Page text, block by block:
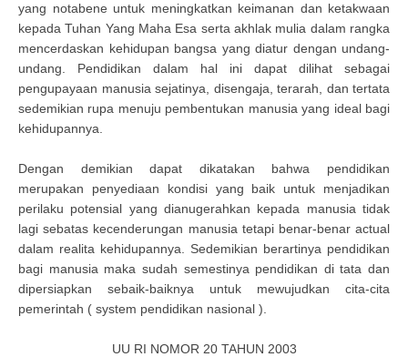
yang notabene untuk meningkatkan keimanan dan ketakwaan
kepada Tuhan Yang Maha Esa serta akhlak mulia dalam rangka
mencerdaskan kehidupan bangsa yang diatur dengan undang-
undang. Pendidikan dalam hal ini dapat dilihat sebagai
pengupayaan manusia sejatinya, disengaja, terarah, dan tertata
sedemikian rupa menuju pembentukan manusia yang ideal bagi
kehidupannya.
Dengan demikian dapat dikatakan bahwa pendidikan
merupakan penyediaan kondisi yang baik untuk menjadikan
perilaku potensial yang dianugerahkan kepada manusia tidak
lagi sebatas kecenderungan manusia tetapi benar-benar actual
dalam realita kehidupannya. Sedemikian berartinya pendidikan
bagi manusia maka sudah semestinya pendidikan di tata dan
dipersiapkan sebaik-baiknya untuk mewujudkan cita-cita
pemerintah ( system pendidikan nasional ).
UU RI NOMOR 20 TAHUN 2003